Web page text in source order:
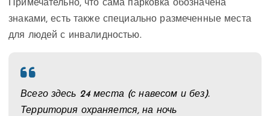
Примечательно, что сама парковка обозначена
знаками, есть также специально размеченные места
для людей с инвалидностью.
Всего здесь 24 места (с навесом и без).
Территория охраняется, на ночь